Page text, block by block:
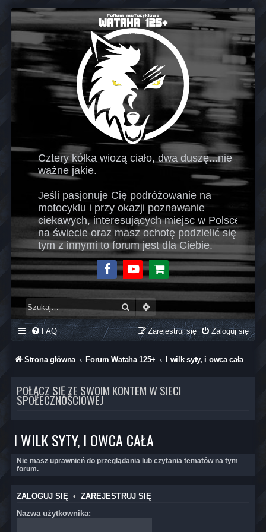
Cztery kółka wiozą ciało, dwa duszę...nie
ważne jakie.
Jeśli pasjonuje Cię podróżowanie na
motocyklu i przy okazji poznawanie
ciekawych, interesujących miejsc w Polsce i
na świecie oraz masz ochotę podzielić się
tym z innymi to forum jest dla Ciebie.
FacebookYoutubeSklep
Szukaj
FAQ Zaloguj się
Zarejestruj się
Strona główna Forum Wataha 125+ I wilk syty, i owca cała
POŁĄCZ SIĘ ZE SWOIM KONTEM W SIECI
SPOŁECZNOŚCIOWEJ
I WILK SYTY, I OWCA CAŁA
Nie masz uprawnień do przeglądania lub czytania tematów na tym
forum.
ZALOGUJ SIĘ • ZAREJESTRUJ SIĘ
Nazwa użytkownika: